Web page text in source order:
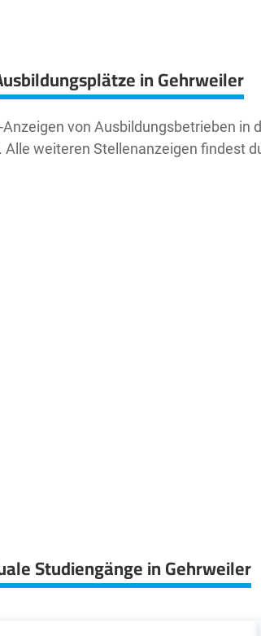
in Gehrweiler
von Ausbildungsbetrieben in
Alle weiteren Stellenanzeigen findest
Studiengänge in Gehrweiler